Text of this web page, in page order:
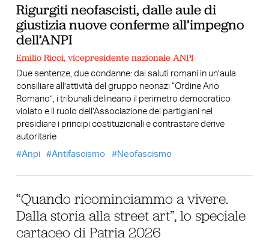
Rigurgiti neofascisti, dalle aule di
giustizia nuove conferme all’impegno
dell’ANPI
Emilio Ricci, vicepresidente nazionale ANPI
Due sentenze, due condanne: dai saluti romani in un’aula
consiliare all’attività del gruppo neonazi “Ordine Ario
Romano”, i tribunali delineano il perimetro democratico
violato e il ruolo dell’Associazione dei partigiani nel
presidiare i principi costituzionali e contrastare derive
autoritarie
Anpi
Antifascismo Neofascismo
“Quando ricominciammo a vivere.
Dalla storia alla street art”, lo speciale
cartaceo di Patria 2026